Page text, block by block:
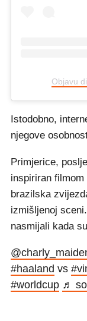
Objavu
Istodobno,
njegove
Primjerice,
inspiriran
brazilska
izmišljenoj
nasmijali kada
#haaland vs
#worldcup ♬